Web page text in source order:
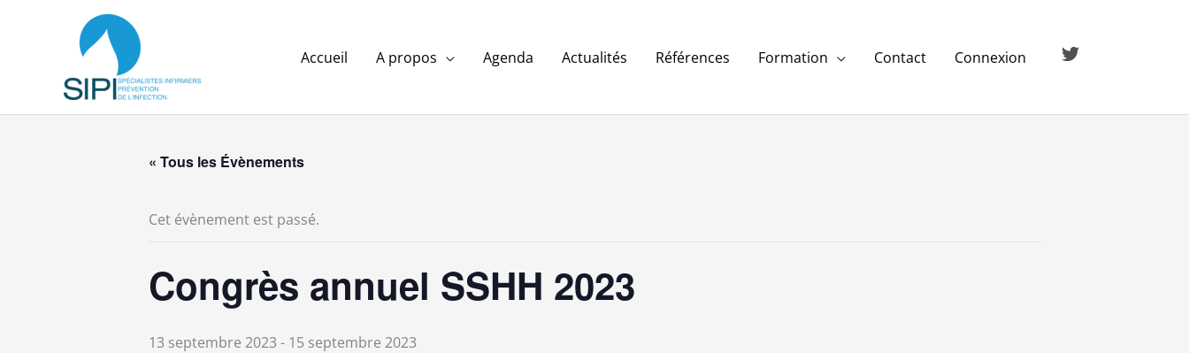
Accueil A propos Agenda Actualités Références Formation Contact Connexion
« Tous les Évènements
Cet évènement est passé.
Congrès annuel SSHH 2023
13 septembre 2023 - 15 septembre 2023